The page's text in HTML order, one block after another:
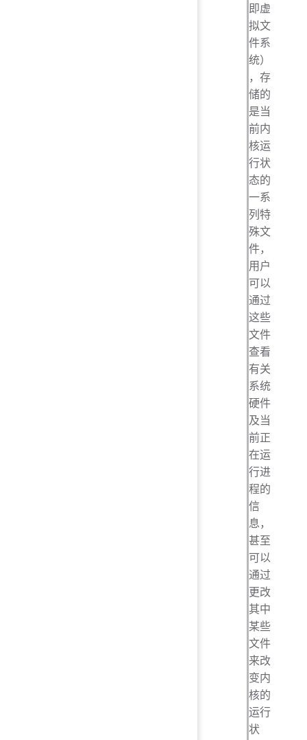
即虚
拟文
件系
统）
，存
储的
是当
前内
核运
行状
态的
一系
列特
殊文
件，
用户
可以
通过
这些
文件
查看
有关
系统
硬件
及当
前正
在运
行进
程的
信
息，
甚至
可以
通过
更改
其中
某些
文件
来改
变内
核的
运行
状